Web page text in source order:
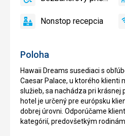
Poloha
Hawaii Dreams susediaci s
Caesar Palace, u ktorého klienti
služieb, sa nachádza pri krásnej
hotel je určený pre európsku
dobrej úrovni. Odporúčame
kategórií, predovšetkým
Bezbariérový
áno
NonstopNonstop recepcia
áno